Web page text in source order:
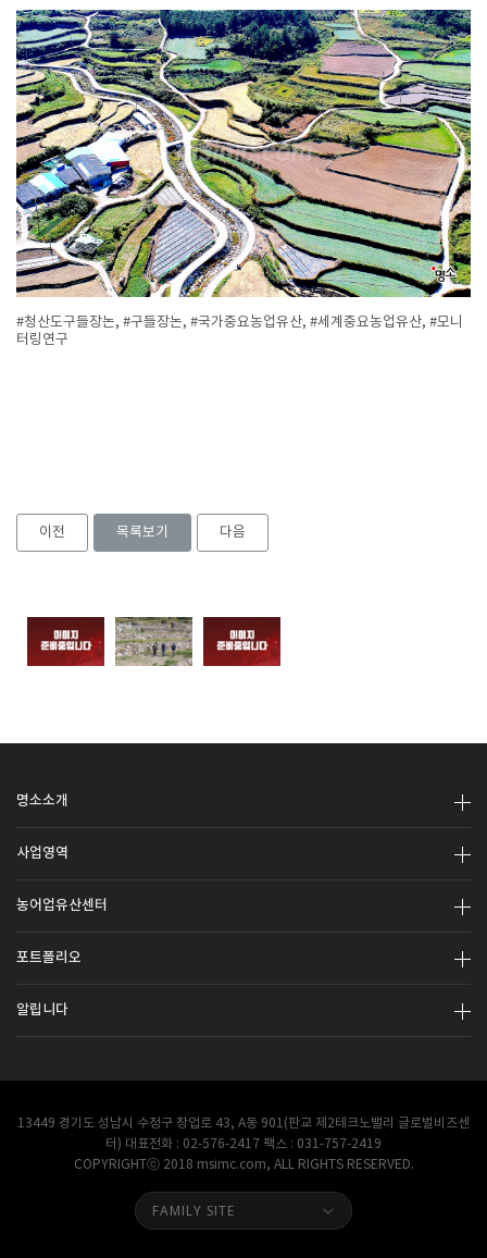
#청산도구들장논, #구들장논, #국가중요농업유산, #세계중요농업유산, #모니
터링연구
이전 목록보기 다음
명소소개
사업영역
농어업유산센터
포트폴리오
알립니다
13449 경기도 성남시 수정구 창업로 43, A동 901(판교 제2테크노밸리 글로벌비즈센
터) 대표전화 : 02-576-2417 팩스 : 031-757-2419
COPYRIGHTⓒ 2018 msimc.com, ALL RIGHTS RESERVED.
FAMILY SITE